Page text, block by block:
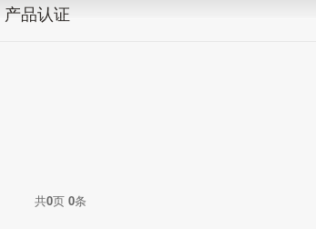
产品认证
共0页 0条